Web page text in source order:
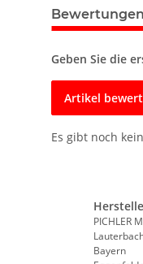
Bewertungen
Geben Sie die
Artikel
Es gibt noch
PICHLER
Bayern